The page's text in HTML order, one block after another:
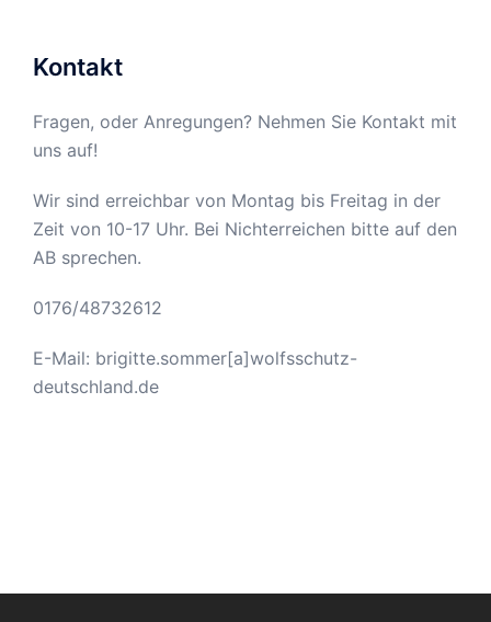
Kontakt
Fragen, oder Anregungen? Nehmen Sie Kontakt mit
uns auf!
Wir sind erreichbar von Montag bis Freitag in der
Zeit von 10-17 Uhr. Bei Nichterreichen bitte auf den
AB sprechen.
0176/48732612
E-Mail: brigitte.sommer[a]wolfsschutz-
deutschland.de